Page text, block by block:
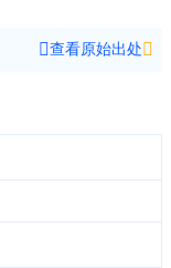
查看原始出处